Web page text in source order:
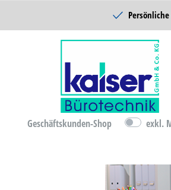
Geschäftskunden-Shop exkl.
Schulbedarf
Catering & Food
Technik
Lager- &
D-Ware